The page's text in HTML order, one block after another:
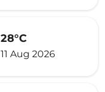
28°C
11 Aug 2026